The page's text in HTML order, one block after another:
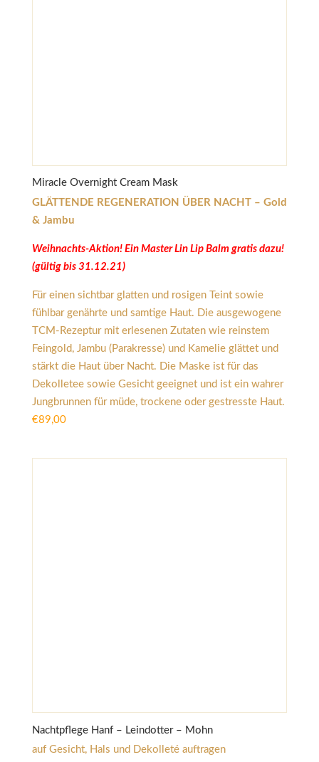
Miracle Overnight Cream Mask
GLÄTTENDE REGENERATION ÜBER NACHT – Gold
& Jambu
Weihnachts-Aktion! Ein Master Lin Lip Balm gratis dazu!
(gültig bis 31.12.21)
Für einen sichtbar glatten und rosigen Teint sowie
fühlbar genährte und samtige Haut. Die ausgewogene
TCM-Rezeptur mit erlesenen Zutaten wie reinstem
Feingold, Jambu (Parakresse) und Kamelie glättet und
stärkt die Haut über Nacht. Die Maske ist für das
Dekolletee sowie Gesicht geeignet und ist ein wahrer
Jungbrunnen für müde, trockene oder gestresste Haut.
€89,00
Nachtpflege Hanf – Leindotter – Mohn
auf Gesicht, Hals und Dekolleté auftragen